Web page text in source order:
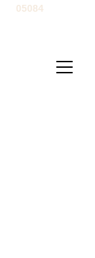
05084